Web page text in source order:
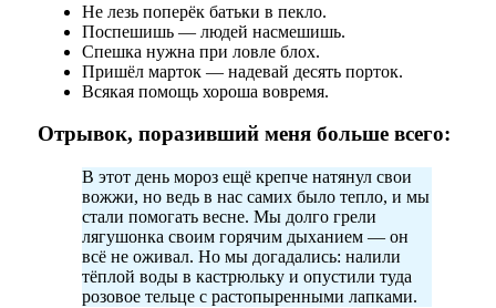
Не лезь поперёк батьки в пекло.
Поспешишь — людей насмешишь.
Спешка нужна при ловле блох.
Пришёл марток — надевай десять порток.
Всякая помощь хороша вовремя.
Отрывок, поразивший меня больше всего:
В этот день мороз ещё крепче натянул свои
вожжи, но ведь в нас самих было тепло, и мы
стали помогать весне. Мы долго грели
лягушонка своим горячим дыханием — он
всё не оживал. Но мы догадались: налили
тёплой воды в кастрюльку и опустили туда
розовое тельце с растопыренными лапками.